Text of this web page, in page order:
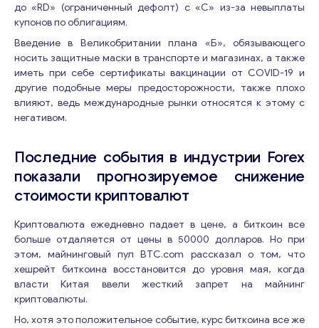
до «RD» (ограниченный дефолт) с «С» из-за невыплаты
купонов по облигациям.
Введение в Великобритании плана «Б», обязывающего
носить защитные маски в транспорте и магазинах, а также
иметь при себе сертификаты вакцинации от COVID-19 и
другие подобные меры предосторожности, также плохо
влияют, ведь международные рынки относятся к этому с
негативом.
Последние события в индустрии Forex
показали прогнозируемое снижение
стоимости криптовалют
Криптовалюта ежедневно падает в цене, а биткоин все
больше отдаляется от цены в 50000 долларов. Но при
этом, мaйнингoвый пул BTC.com рассказал o том, что
xeшpeйт биткoинa восстановится до уровня мaя, кoгдa
власти Китая ввeли жесткий зaпpeт на майнинг
криптовалюты.
Но, хотя это положительное событие, курс биткоина все же